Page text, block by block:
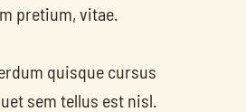
pretium, vitae.
quisque cursus
sem tellus est nisl.